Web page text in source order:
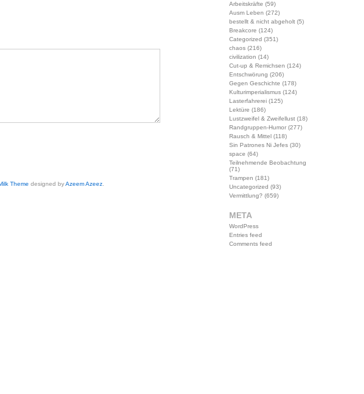
Theme designed byAzeem Azeez
Arbeitskräfte (59)
Ausm Leben (272)
bestellt & nicht abgeholt(5)
Breakcore (124)
Categorized (351)
chaos(216)
civilization (14)
Cut-up & Remichsen (124)
Entschwörung (206)
Gegen Geschichte (178)
Kulturimperialismus(124)
Lasterfahrerei(125)
Lektüre (186)
Lustzweifel & Zweifellust(18)
Randgruppen-Humor(277)
Rausch & Mittel(118)
Sin Patrones Ni Jefes(30)
space (64)
Teilnehmende Beobachtung
(71)
Trampen (181)
Uncategorized (93)
Vermittlung? (659)
META
WordPress
Entries feed
Comments feed